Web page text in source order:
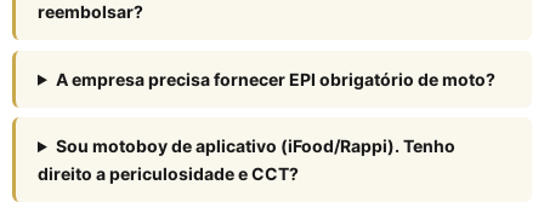
reembolsar?
A empresa precisa fornecer EPI obrigatório de moto?
Sou motoboy de aplicativo (iFood/Rappi). Tenho
direito a periculosidade e CCT?